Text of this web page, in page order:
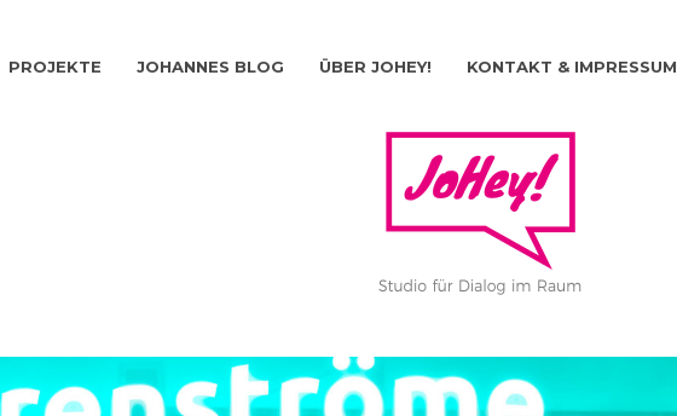
PROJEKTE JOHANNES BLOG ÜBER JOHEY! KONTAKT & IMPRESSUM